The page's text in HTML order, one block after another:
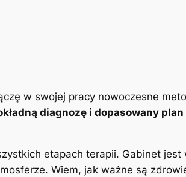
w swojej pracy nowoczesne
diagnozę i dopasowany
etapach terapii. Gabinet jest
Wiem, jak ważne są